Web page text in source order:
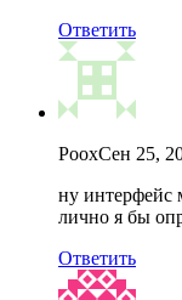
Ответить
РоохСен 25,
ну интерфейс
лично я бы
Ответить